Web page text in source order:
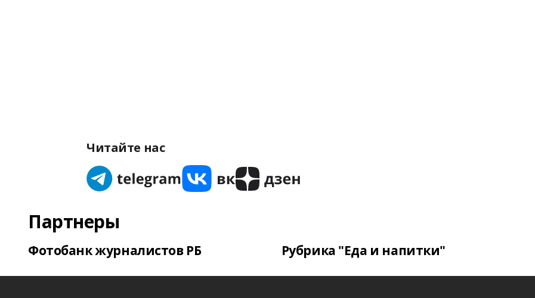
Читайте нас
Партнеры
Фотобанк журналистов РБ Рубрика "Еда и напитки"